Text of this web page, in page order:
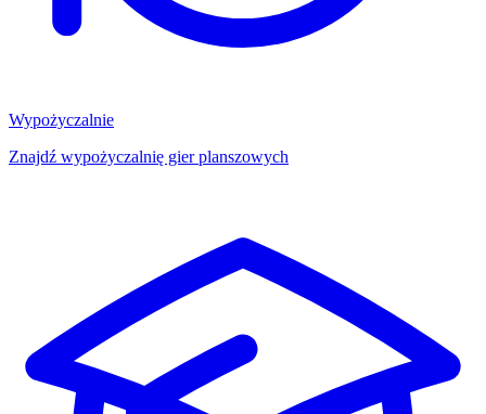
Wypożyczalnie
Znajdź wypożyczalnię gier planszowych